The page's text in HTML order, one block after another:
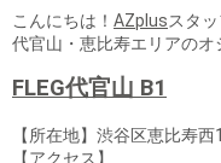
広さで探す
賃料から探す
こだわりで探す
こんにちは！ AZplusスタッ
代官山・恵比寿エリアのオ
FLEG代官山 B1
【所在地】渋谷区恵比寿西
【アクセス】